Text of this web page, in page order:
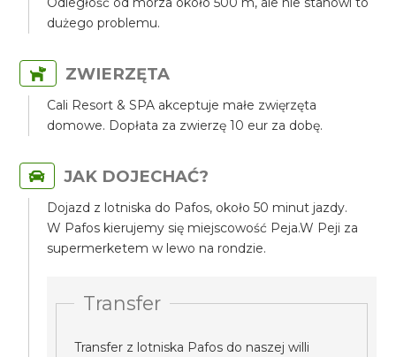
dużego problemu.
ZWIERZĘTA
Cali Resort & SPA akceptuje małe zwięrzęta
domowe. Dopłata za zwierzę 10 eur za dobę.
JAK DOJECHAĆ?
Dojazd z lotniska do Pafos, około 50 minut jazdy.
W Pafos kierujemy się miejscowość Peja.W Peji za
supermerketem w lewo na rondzie.
Transfer
Transfer z lotniska Pafos do naszej willi